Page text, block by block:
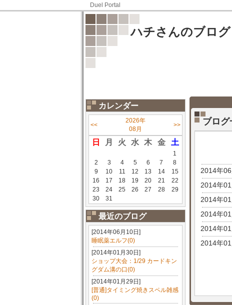
Duel Portal
ハチさんのブログ
カレンダー
<<
2026年
08月
>>
日 月 火 水 木 金 土
1
2
3 4 5 6 7
8
9
10 11 12 13 14
15
16
17 18 19 20 21
22
23
24 25 26 27 28
29
30
31
最近のブログ
[2014年06月10日]
睡眠薬エルフ(0)
[2014年01月30日]
ショップ大会：1/29 カードキン
グダム溝の口(0)
[2014年01月29日]
[普通]タイミング焼きスペル雑感
(0)
ブログ
2014年
2014年
2014年
2014年
2014年
2014年